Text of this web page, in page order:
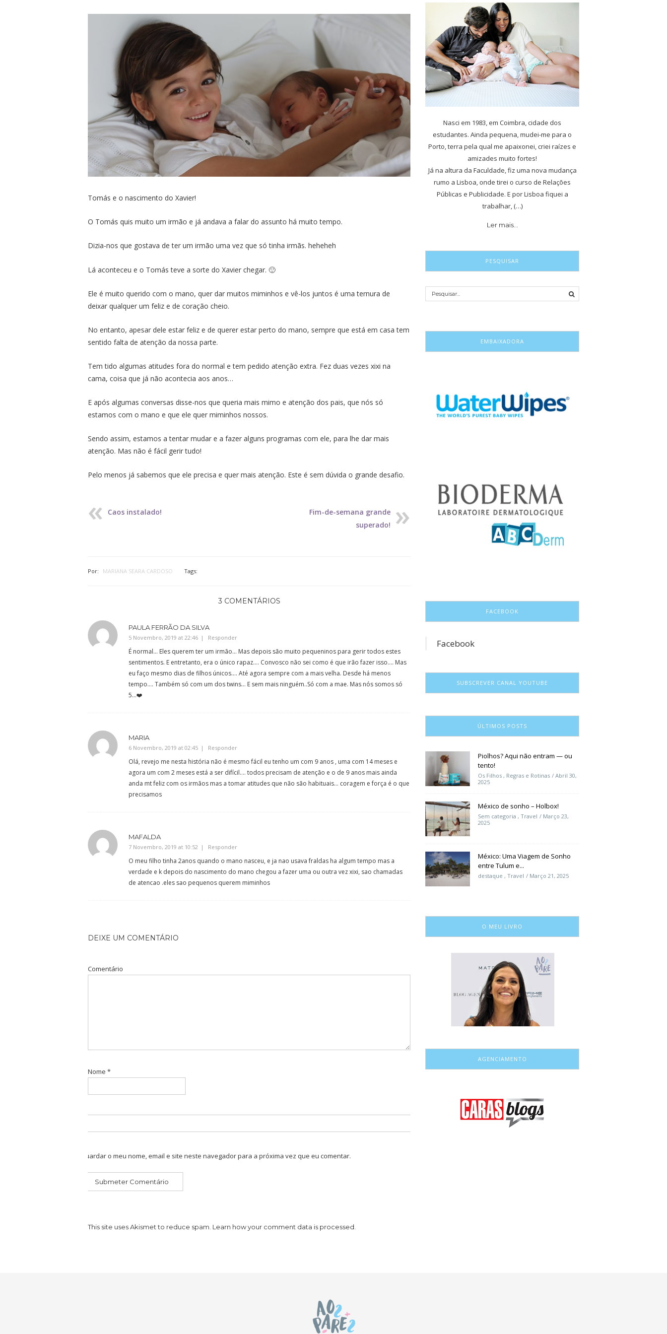
Tomás e o nascimento do Xavier!
O Tomás quis muito um irmão e já andava a falar do assunto há muito tempo.
Dizia-nos que gostava de ter um irmão uma vez que só tinha irmãs. heheheh
Lá aconteceu e o Tomás teve a sorte do Xavier chegar. 🙂
Ele é muito querido com o mano, quer dar muitos miminhos e vê-los juntos é uma ternura de
deixar qualquer um feliz e de coração cheio.
No entanto, apesar dele estar feliz e de querer estar perto do mano, sempre que está em casa tem
sentido falta de atenção da nossa parte.
Tem tido algumas atitudes fora do normal e tem pedido atenção extra. Fez duas vezes xixi na
cama, coisa que já não acontecia aos anos…
E após algumas conversas disse-nos que queria mais mimo e atenção dos pais, que nós só
estamos com o mano e que ele quer miminhos nossos.
Sendo assim, estamos a tentar mudar e a fazer alguns programas com ele, para lhe dar mais
atenção. Mas não é fácil gerir tudo!
Pelo menos já sabemos que ele precisa e quer mais atenção. Este é sem dúvida o grande desafio.
Caos instalado!
Fim-de-semana grande
superado!
Por: MARIANA SEARA CARDOSO Tags:
3 COMENTÁRIOS
PAULA FERRÃO DA SILVA
5 Novembro, 2019 at 22:46 Responder
É normal… Eles querem ter um irmão… Mas depois são muito pequeninos para gerir todos estes
sentimentos. E entretanto, era o único rapaz…. Convosco não sei como é que irão fazer isso…. Mas
eu faço mesmo dias de filhos únicos…. Até agora sempre com a mais velha. Desde há menos
tempo…. Também só com um dos twins… E sem mais ninguém..Só com a mae. Mas nós somos só
5…❤️
MARIA
6 Novembro, 2019 at 02:45 Responder
Olá, revejo me nesta história não é mesmo fácil eu tenho um com 9 anos , uma com 14 meses e
agora um com 2 meses está a ser difícil…. todos precisam de atenção e o de 9 anos mais ainda
anda mt feliz com os irmãos mas a tomar atitudes que não são habituais… coragem e força é o que
precisamos
MAFALDA
7 Novembro, 2019 at 10:52 Responder
O meu filho tinha 2anos quando o mano nasceu, e ja nao usava fraldas ha algum tempo mas a
verdade e k depois do nascimento do mano chegou a fazer uma ou outra vez xixi, sao chamadas
de atencao .eles sao pequenos querem miminhos
DEIXE UM COMENTÁRIO
Comentário
Nome *
Guardar o meu nome, email e site neste navegador para a próxima vez que eu comentar.
This site uses Akismet to reduce spam. Learn how your comment data is processed.
Nasci em 1983, em Coimbra, cidade dos
estudantes. Ainda pequena, mudei-me para o
Porto, terra pela qual me apaixonei, criei raízes e
amizades muito fortes!
Já na altura da Faculdade, fiz uma nova mudança
rumo a Lisboa, onde tirei o curso de Relações
Públicas e Publicidade. E por Lisboa fiquei a
trabalhar, (…)
Ler mais…
PESQUISAR
EMBAIXADORA
FACEBOOK
Facebook
SUBSCREVER CANAL YOUTUBE
ÚLTIMOS POSTS
Piolhos? Aqui não entram — ou
tento!
Os Filhos , Regras e Rotinas
Abril 30,
2025
México de sonho – Holbox!
Sem categoria , Travel
Março 23,
2025
México: Uma Viagem de Sonho
entre Tulum e...
destaque , Travel Março 21, 2025
O MEU LIVRO
AGENCIAMENTO